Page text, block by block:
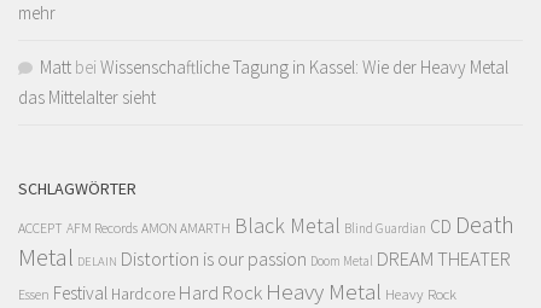
mehr
Matt bei Wissenschaftliche Tagung in Kassel: Wie der Heavy Metal
das Mittelalter sieht
SCHLAGWÖRTER
ACCEPT AFM Records AMON AMARTH Black Metal Blind Guardian CD Death
Metal DELAIN Distortion is our passion Doom Metal DREAM THEATER
Essen Festival Hardcore Hard Rock Heavy Metal Heavy Rock